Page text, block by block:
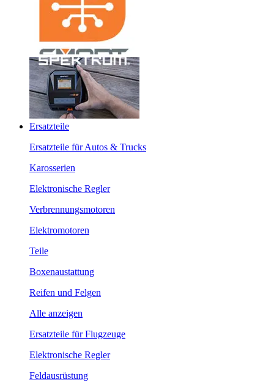
Ersatzteile
Ersatzteile für Autos & Trucks
Karosserien
Elektronische Regler
Verbrennungsmotoren
Elektromotoren
Teile
Boxenaustattung
Reifen und Felgen
Alle anzeigen
Ersatzteile für Flugzeuge
Elektronische Regler
Feldausrüstung